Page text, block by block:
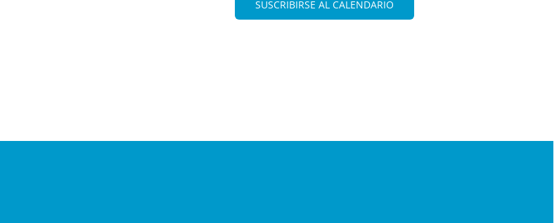
SUSCRIBIRSE AL CALENDARIO